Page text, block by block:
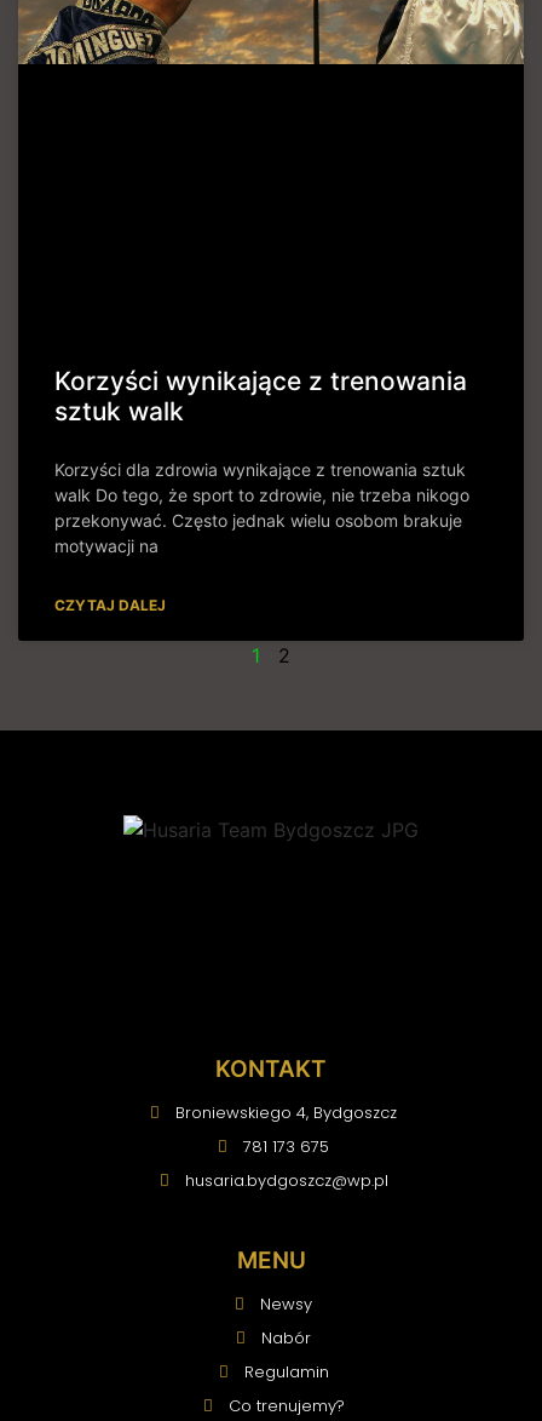
Korzyści wynikające z trenowania
sztuk walk
Korzyści dla zdrowia wynikające z trenowania sztuk
walk Do tego, że sport to zdrowie, nie trzeba nikogo
przekonywać. Często jednak wielu osobom brakuje
motywacji na
CZYTAJ DALEJ
1 2
KONTAKT
Broniewskiego 4, Bydgoszcz
781 173 675
husaria.bydgoszcz@wp.pl
MENU
Newsy
Nabór
Regulamin
Co trenujemy?